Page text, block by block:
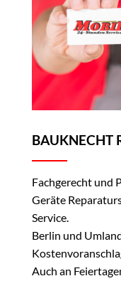
BAUKNECHT
Fachgerecht und
Geräte
Service.
Berlin und
Auch an